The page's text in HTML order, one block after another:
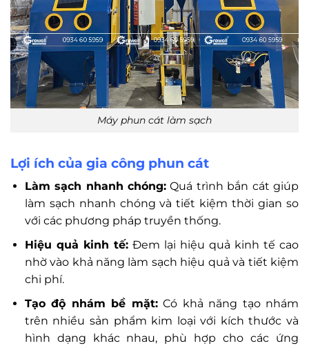
Máy phun cát làm sạch
Lợi ích của gia công phun cát
Làm sạch nhanh chóng: Quá trình bắn cát giúp
làm sạch nhanh chóng và tiết kiệm thời gian so
với các phương pháp truyền thống.
Hiệu quả kinh tế:Đem lại hiệu quả kinh tế cao
nhờ vào khả năng làm sạch hiệu quả và tiết kiệm
chi phí.
Tạo độ nhám bề mặt:Có khả năng tạo nhám
trên nhiều sản phẩm kim loại với kích thước và
hình dạng khác nhau, phù hợp cho các ứng